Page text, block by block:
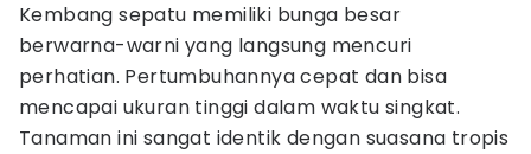
Kembang sepatu memiliki bunga besar
berwarna-warni yang langsung mencuri
perhatian. Pertumbuhannya cepat dan bisa
mencapai ukuran tinggi dalam waktu singkat.
Tanaman ini sangat identik dengan suasana tropis